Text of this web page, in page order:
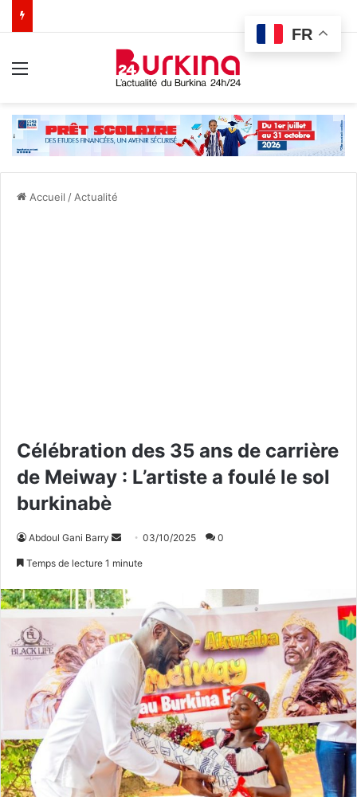
Accueil / Actualité
Célébration des 35 ans de carrière
de Meiway : L’artiste a foulé le sol
burkinabè
Abdoul Gani Barry
o
e
c
o
u
r
r
03/10/2025 0
Temps de lecture 1 minute
FR